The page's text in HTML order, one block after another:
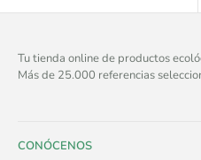
Tu tienda online de productos
Más de 25.000 referencias
CONÓCENOS